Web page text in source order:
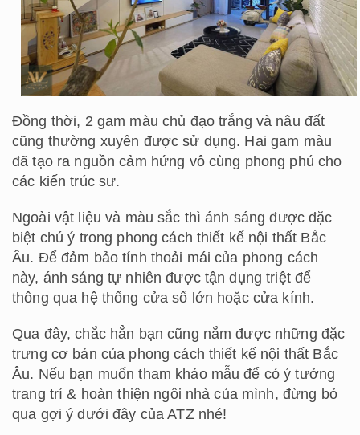
Đồng thời, 2 gam màu chủ đạo trắng và nâu đất
cũng thường xuyên được sử dụng. Hai gam màu
đã tạo ra nguồn cảm hứng vô cùng phong phú cho
các kiến trúc sư.
Ngoài vật liệu và màu sắc thì ánh sáng được đặc
biệt chú ý trong phong cách thiết kế nội thất Bắc
Âu. Để đảm bảo tính thoải mái của phong cách
này, ánh sáng tự nhiên được tận dụng triệt để
thông qua hệ thống cửa sổ lớn hoặc cửa kính.
Qua đây, chắc hẳn bạn cũng nắm được những đặc
trưng cơ bản của phong cách thiết kế nội thất Bắc
Âu. Nếu bạn muốn tham khảo mẫu để có ý tưởng
trang trí & hoàn thiện ngôi nhà của mình, đừng bỏ
qua gợi ý dưới đây của ATZ nhé!